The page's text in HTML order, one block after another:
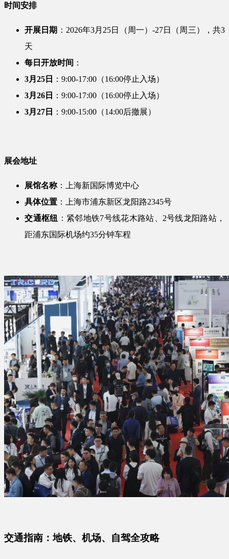
​时间安排​
​开展日期​ ​：2026年3月25日（周一）-27日（周三），共3
天
​每日开放时间​ ​：
​3月25日​
​：9:00-17:00（16:00停止入场）
​3月26日​
​：9:00-17:00（16:00停止入场）
​3月27日​
​：9:00-15:00（14:00后撤展）
​展会地址​
​展馆名称​​：上海新国际博览中心
​具体位置​ ​：上海市浦东新区龙阳路2345号
​交通枢纽​
​：紧邻地铁7号线花木路站、2号线龙阳路站，
距浦东国际机场约35分钟车程
交通指南：地铁、机场、自驾全攻略